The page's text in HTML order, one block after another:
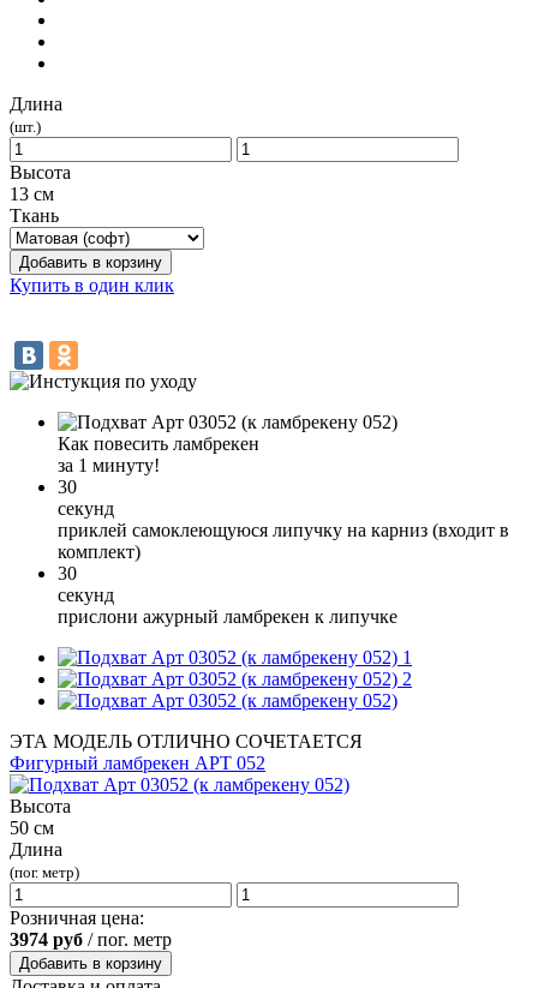
Длина
(шт.)
Высота
13 см
Ткань
Добавить в корзину
Купить в один клик
Как повесить ламбрекен
за 1 минуту!
30
секунд
приклей самоклеющуюся липучку на карниз (входит в
комплект)
30
секунд
прислони ажурный ламбрекен к липучке
1
2
ЭТА МОДЕЛЬ ОТЛИЧНО СОЧЕТАЕТСЯ
Фигурный ламбрекен АРТ 052
Высота
50 см
Длина
(пог. метр)
Розничная цена:
3974 руб / пог. метр
Добавить в корзину